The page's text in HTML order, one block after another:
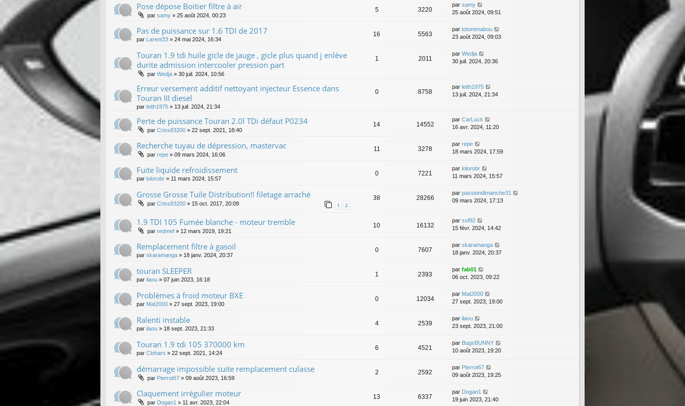
Pose dépose Boitier filtre à air
par samy » 25 août 2024, 00:23
5 3220
par samy
25 août 2024, 09:51
Pas de puissance sur 1.6 TDI de 2017
par Larent33 » 24 mai 2024, 16:34
16 5563
par totonenabou
23 août 2024, 09:03
Touran 1.9 tdi huile gicle de jauge , gicle plus quand j enlève
durite admission intercooler pression part
par Wedja » 30 juil. 2024, 10:56
1 2011
par Wedja
30 juil. 2024, 20:36
Erreur versement additif nettoyant injecteur Essence dans
Touran III diesel
par leith1975 » 13 juil. 2024, 21:34
0 8758
par leith1975
13 juil. 2024, 21:34
Perte de puissance Touran 2.0l TDi défaut P0234
par Criss83200 » 22 sept. 2021, 18:40
14 14552
par CarLuck
16 avr. 2024, 11:20
Recherche tuyau de dépression, mastervac
par repe » 09 mars 2024, 16:06
11 3278
par repe
18 mars 2024, 17:59
Fuite liquide refroidissement
par lolorobr » 11 mars 2024, 15:57
0 7221
par lolorobr
11 mars 2024, 15:57
Grosse Grosse Tuile Distribution!! filetage arraché
par Criss83200 » 15 oct. 2017, 20:09 1 2
38 28266
par passiondimanche31
09 mars 2024, 17:13
1.9 TDI 105 Fumée blanche - moteur tremble
par redmef » 12 mars 2019, 19:21
10 16132
par sof92
15 févr. 2024, 14:42
Remplacement filtre à gasoil
par skaramanga » 18 janv. 2024, 20:37
0 7607
par skaramanga
18 janv. 2024, 20:37
touran SLEEPER
par ilaou » 07 juin 2023, 16:18
1 2393
par fab01
06 oct. 2023, 09:22
Problèmes à froid moteur BXE
par Mat2000 » 27 sept. 2023, 19:00
0 12034
par Mat2000
27 sept. 2023, 19:00
Ralenti instable
par ilaou » 18 sept. 2023, 21:33
4 2539
par ilaou
23 sept. 2023, 21:00
Touran 1.9 tdi 105 370000 km
par Clohars » 22 sept. 2021, 14:24
6 4521
par BugsBUNNY
10 août 2023, 19:20
démarrage impossible suite remplacement culasse
par Pierrot67 » 09 août 2023, 16:59
2 2592
par Pierrot67
09 août 2023, 19:25
Claquement irrégulier moteur
par Dogan1 » 11 avr. 2023, 22:04
13 6337
par Dogan1
19 juin 2023, 21:40